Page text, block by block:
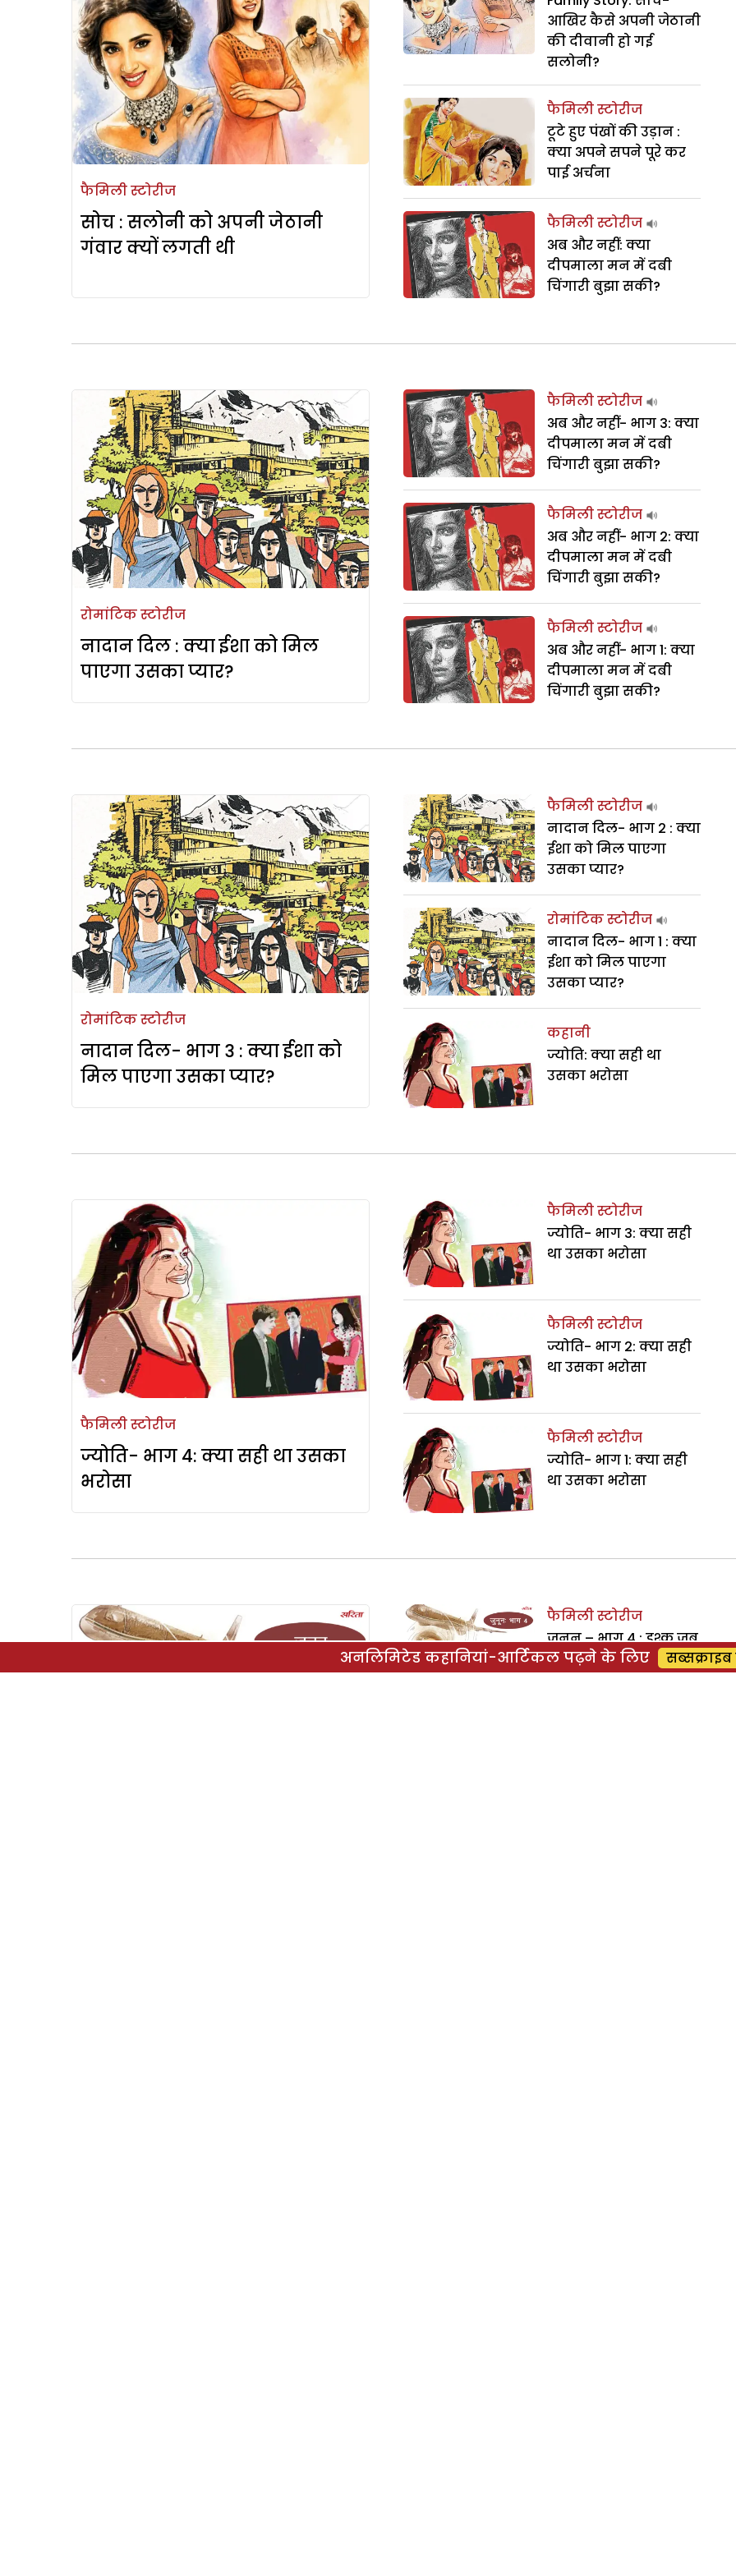
फैमिली स्टोरीज
सोच : सलोनी को अपनी जेठानी
गंवार क्यों लगती थी
आखिर कैसे अपनी जेठानी
की दीवानी हो गई
सलोनी?
फैमिली स्टोरीज
टूटे हुए पंखों की उड़ान :
क्या अपने सपने पूरे कर
पाई अर्चना
फैमिली स्टोरीज
अब और नहीं: क्या
दीपमाला मन में दबी
चिंगारी बुझा सकी?
रोमांटिक स्टोरीज
नादान दिल : क्या ईशा को मिल
पाएगा उसका प्यार?
फैमिली स्टोरीज
अब और नहीं- भाग 3: क्या
दीपमाला मन में दबी
चिंगारी बुझा सकी?
फैमिली स्टोरीज
अब और नहीं- भाग 2: क्या
दीपमाला मन में दबी
चिंगारी बुझा सकी?
फैमिली स्टोरीज
अब और नहीं- भाग 1: क्या
दीपमाला मन में दबी
चिंगारी बुझा सकी?
रोमांटिक स्टोरीज
नादान दिल- भाग 3 : क्या ईशा को
मिल पाएगा उसका प्यार?
फैमिली स्टोरीज
नादान दिल- भाग 2 : क्या
ईशा को मिल पाएगा
उसका प्यार?
रोमांटिक स्टोरीज
नादान दिल- भाग 1 : क्या
ईशा को मिल पाएगा
उसका प्यार?
कहानी
ज्योति: क्या सही था
उसका भरोसा
फैमिली स्टोरीज
ज्योति- भाग 4: क्या सही था उसका
भरोसा
फैमिली स्टोरीज
ज्योति- भाग 3: क्या सही
था उसका भरोसा
फैमिली स्टोरीज
ज्योति- भाग 2: क्या सही
था उसका भरोसा
फैमिली स्टोरीज
ज्योति- भाग 1: क्या सही
था उसका भरोसा
फैमिली स्टोरीज
जुनून – भाग 4 : इश्क जब
हद से गुजरता है तो जुनून
अनलिमिटेड कहानियां-आर्टिकल पढ़ने के लिए